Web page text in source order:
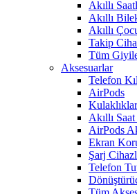
Akıllı
Akıllı
Akıllı
Takip
Tüm
Aksesuarlar
Telefon
AirPods
Kulaklıklar
Akıllı
AirPods
Ekran
Şarj
Telefon